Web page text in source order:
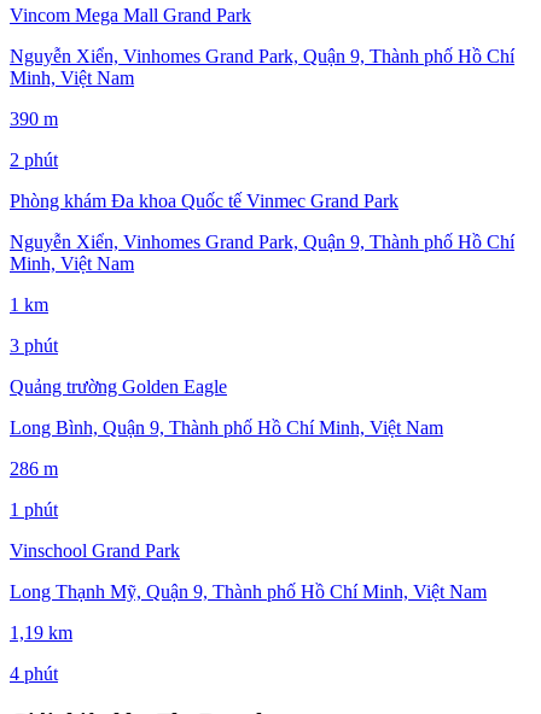
Vincom Mega Mall Grand Park
Nguyễn Xiển, Vinhomes Grand Park, Quận 9, Thành phố Hồ Chí
Minh, Việt Nam
390 m
2 phút
Phòng khám Đa khoa Quốc tế Vinmec Grand Park
Nguyễn Xiển, Vinhomes Grand Park, Quận 9, Thành phố Hồ Chí
Minh, Việt Nam
1 km
3 phút
Quảng trường Golden Eagle
Long Bình, Quận 9, Thành phố Hồ Chí Minh, Việt Nam
286 m
1 phút
Vinschool Grand Park
Long Thạnh Mỹ, Quận 9, Thành phố Hồ Chí Minh, Việt Nam
1,19 km
4 phút